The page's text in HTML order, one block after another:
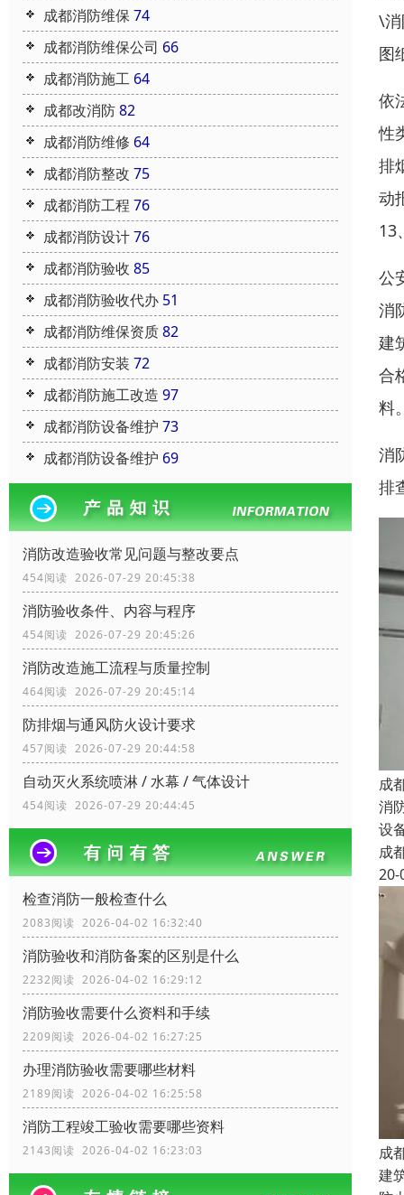
成都消防维保 74
成都消防维保公司 66
成都消防施工 64
成都改消防82
成都消防维修 64
成都消防整改 75
成都消防工程 76
成都消防设计76
成都消防验收 85
成都消防验收代办 51
成都消防维保资质82
成都消防安装 72
成都消防施工改造 97
成都消防设备维护 73
成都消防设备维护 69
消防改造验收常见问题与整改要点
454阅读 2026-07-29 20:45:38
消防验收条件、内容与程序
454阅读 2026-07-29 20:45:26
消防改造施工流程与质量控制
464阅读 2026-07-29 20:45:14
防排烟与通风防火设计要求
457阅读 2026-07-29 20:44:58
自动灭火系统喷淋 / 水幕 / 气体设计
454阅读 2026-07-29 20:44:45
检查消防一般检查什么
2083阅读 2026-04-02 16:32:40
消防验收和消防备案的区别是什么
2232阅读 2026-04-02 16:29:12
消防验收需要什么资料和手续
2209阅读 2026-04-02 16:27:25
办理消防验收需要哪些材料
2189阅读 2026-04-02 16:25:58
消防工程竣工验收需要哪些资料
2143阅读 2026-04-02 16:23:03
\消
图
依
性
排
动
13
公
消
建
合
料
消
排
成
消
设
成
20-
成
建